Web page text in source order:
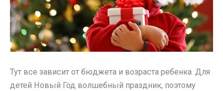
Тут все зависит от бюджета и возраста ребенка. Для
детей Новый Год волшебный праздник, поэтому